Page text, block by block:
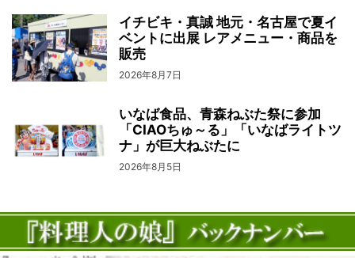
イチビキ・真誠 地元・名古屋で夏イ
ベントに出展 レアメニュー・商品を
販売
2026年8月7日
いなば食品、青森ねぶた祭に参加
「CIAOちゅ～る」「いなばライトツ
ナ」が巨大ねぶたに
2026年8月5日